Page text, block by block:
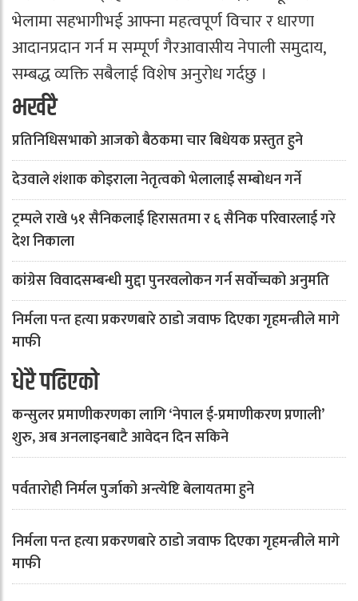
भेलामा सहभागीभई आफ्ना महत्वपूर्ण विचार र धारणा
आदानप्रदान गर्न म सम्पूर्ण गैरआवासीय नेपाली समुदाय,
सम्बद्ध व्यक्ति सबैलाई विशेष अनुरोध गर्दछु ।
भर्खरै
प्रतिनिधिसभाको आजको बैठकमा चार बिधेयक प्रस्तुत हुने
देउवाले शंशाक कोइराला नेतृत्वको भेलालाई सम्बोधन गर्ने
ट्रम्पले राखे ५१ सैनिकलाई हिरासतमा र ६ सैनिक परिवारलाई गरे
देश निकाला
कांग्रेस विवादसम्बन्धी मुद्दा पुनरवलोकन गर्न सर्वोच्चको अनुमति
निर्मला पन्त हत्या प्रकरणबारे ठाडो जवाफ दिएका गृहमन्त्रीले मागे
माफी
धेरै पढिएको
कन्सुलर प्रमाणीकरणका लागि ‘नेपाल ई-प्रमाणीकरण प्रणाली’
शुरु, अब अनलाइनबाटै आवेदन दिन सकिने
पर्वतारोही निर्मल पुर्जाको अन्त्येष्टि बेलायतमा हुने
निर्मला पन्त हत्या प्रकरणबारे ठाडो जवाफ दिएका गृहमन्त्रीले मागे
माफी